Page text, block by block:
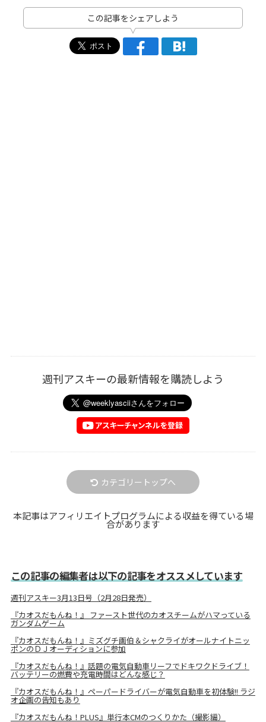
この記事をシェアしよう
週刊アスキーの最新情報を購読しよう
カテゴリートップへ
本記事はアフィリエイトプログラムによる収益を得ている場
合があります
この記事の編集者は以下の記事をオススメしています
週刊アスキー3月13日号（2月28日発売）
『カオスだもんね！』 ファースト世代のカオスチームがハマっている
ガンダムゲーム
『カオスだもんね！』ミズグチ画伯＆シャクライがオールナイトニッ
ポンのＤＪオーディションに参加
『カオスだもんね！』話題の電気自動車リーフでドキワクドライブ！
バッテリーの燃費や充電時間はどんな感じ？
『カオスだもんね！』ペーパードライバーが電気自動車を初体験!! ラジ
オ企画の告知もあり
『カオスだもんね！PLUS』単行本CMのつくりかた（撮影編）